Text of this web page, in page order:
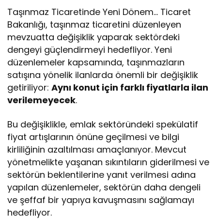
Taşınmaz Ticaretinde Yeni Dönem… Ticaret
Bakanlığı, taşınmaz ticaretini düzenleyen
mevzuatta değişiklik yaparak sektördeki
dengeyi güçlendirmeyi hedefliyor. Yeni
düzenlemeler kapsamında, taşınmazların
satışına yönelik ilanlarda önemli bir değişiklik
getiriliyor:Aynı konut için farklı fiyatlarla ilan
verilemeyecek.
Bu değişiklikle, emlak sektöründeki spekülatif
fiyat artışlarının önüne geçilmesi ve bilgi
kirliliğinin azaltılması amaçlanıyor. Mevcut
yönetmelikte yaşanan sıkıntıların giderilmesi ve
sektörün beklentilerine yanıt verilmesi adına
yapılan düzenlemeler, sektörün daha dengeli
ve şeffaf bir yapıya kavuşmasını sağlamayı
hedefliyor.